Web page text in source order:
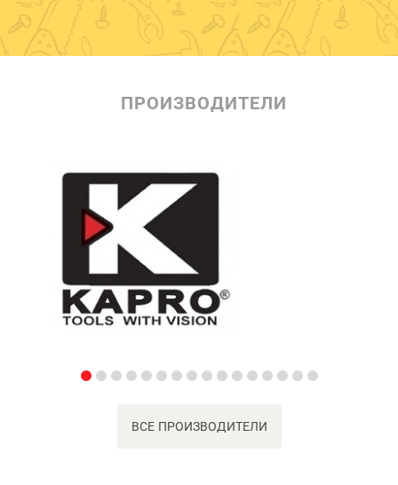
ПРОИЗВОДИТЕЛИ
ВСЕ ПРОИЗВОДИТЕЛИ